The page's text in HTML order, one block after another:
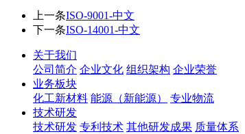
上一条ISO-9001-中文
下一条ISO-14001-中文
关于我们
公司简介 企业文化 组织架构 企业荣誉
业务板块
化工新材料 能源（新能源）
专业物流
技术研发
技术研发 专利技术 其他研发成果 质量体系